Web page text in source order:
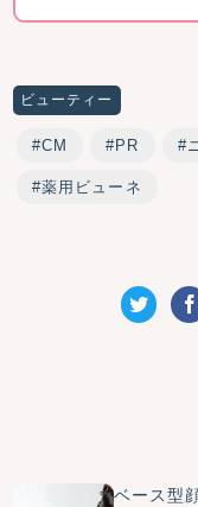
ビューティー
CM PR
薬用ビューネ
ベース型